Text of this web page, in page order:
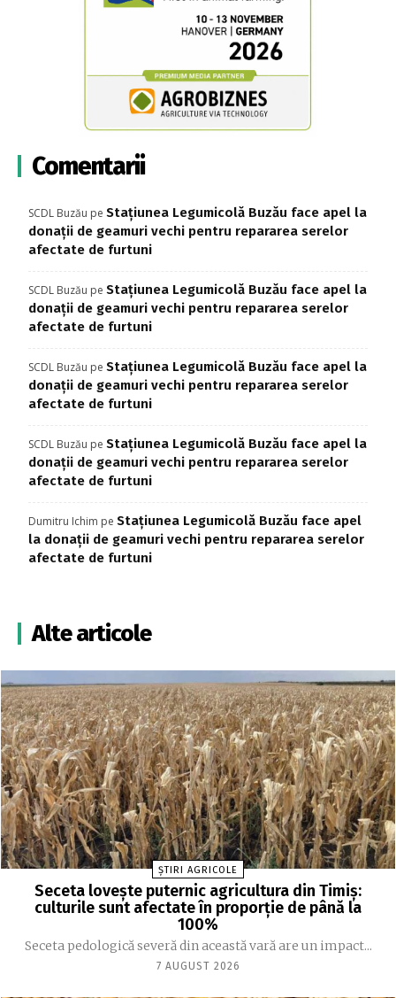
Comentarii
SCDL Buzău pe Stațiunea Legumicolă Buzău face apel la
donații de geamuri vechi pentru repararea serelor
afectate de furtuni
SCDL Buzău pe Stațiunea Legumicolă Buzău face apel la
donații de geamuri vechi pentru repararea serelor
afectate de furtuni
SCDL Buzău pe Stațiunea Legumicolă Buzău face apel la
donații de geamuri vechi pentru repararea serelor
afectate de furtuni
SCDL Buzău pe Stațiunea Legumicolă Buzău face apel la
donații de geamuri vechi pentru repararea serelor
afectate de furtuni
Dumitru Ichim pe Stațiunea Legumicolă Buzău face apel
la donații de geamuri vechi pentru repararea serelor
afectate de furtuni
Alte articole
ȘTIRI AGRICOLE
Seceta lovește puternic agricultura din Timiș:
culturile sunt afectate în proporție de până la
100%
Seceta pedologică severă din această vară are un impact...
7 AUGUST 2026